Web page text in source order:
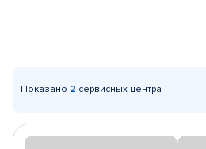
Показано 2 сервисных центра